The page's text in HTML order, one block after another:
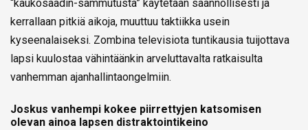
“kaukosäädin-sammutusta” käytetään säännöllisesti ja
kerrallaan pitkiä aikoja, muuttuu taktiikka usein
kyseenalaiseksi. Zombina televisiota tuntikausia tuijottava
lapsi kuulostaa vähintäänkin arveluttavalta ratkaisulta
vanhemman ajanhallintaongelmiin.
Joskus vanhempi kokee piirrettyjen katsomisen
olevan ainoa lapsen distraktointikeino